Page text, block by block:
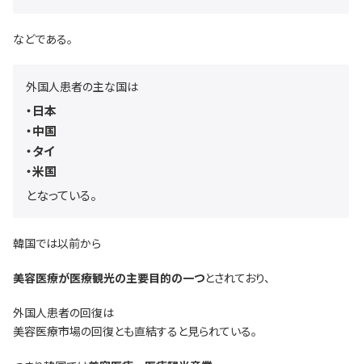
などである。
外国人患者の主な国は
・日本
・中国
・タイ
・米国
となっている。
韓国では以前から
美容医療が医療観光の主要目的の一つとされており、
外国人患者の回復は
美容医療市場の回復とも直結すると見られている。